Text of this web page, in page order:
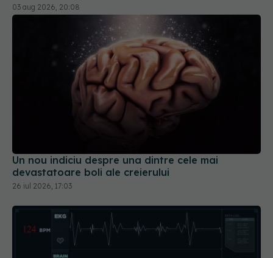
03 aug 2026, 20:08
Un nou indiciu despre una dintre cele mai
devastatoare boli ale creierului
26 iul 2026, 17:03